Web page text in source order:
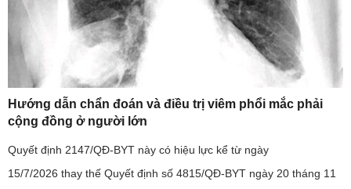
Hướng dẫn chẩn đoán và điều trị viêm phổi mắc phải
cộng đồng ở người lớn
Quyết định 2147/QĐ-BYT này có hiệu lực kể từ ngày
15/7/2026 thay thế Quyết định số 4815/QĐ-BYT ngày 20 tháng 11